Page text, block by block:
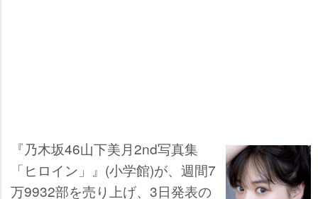
『乃木坂46山下美月2nd写真集
「ヒロイン」』(小学館)が、週間7
万9932部を売り上げ、3日発表の